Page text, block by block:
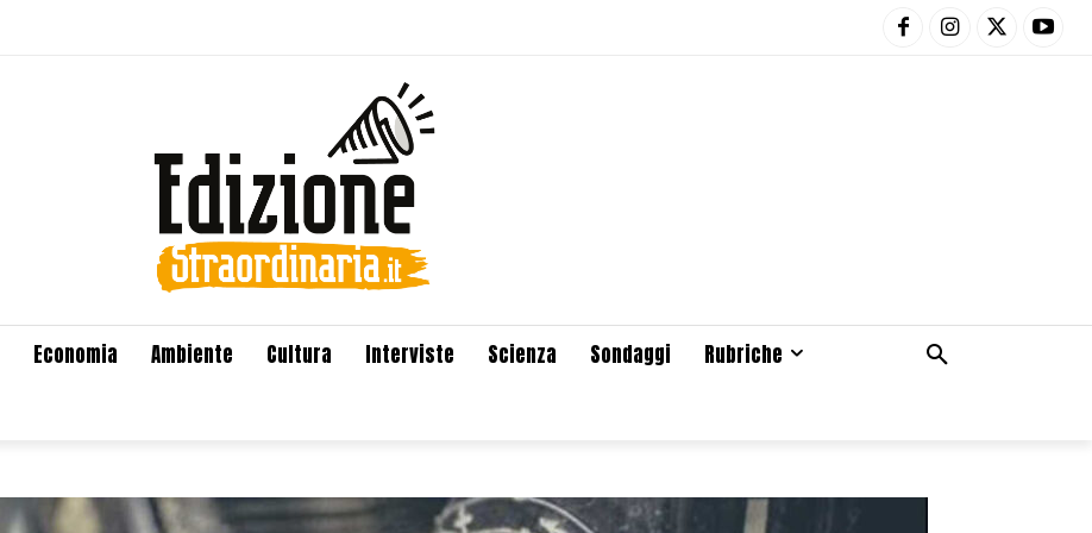
Economia Ambiente Cultura Interviste Scienza Sondaggi
Rubriche